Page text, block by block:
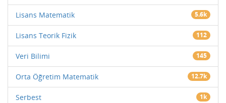
Lisans Matematik 5.6k
Lisans Teorik Fizik 112
Veri Bilimi 145
Orta Öğretim Matematik 12.7k
Serbest 1k